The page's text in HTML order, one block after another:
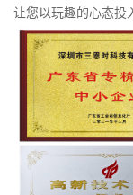
让您以玩趣的心态投